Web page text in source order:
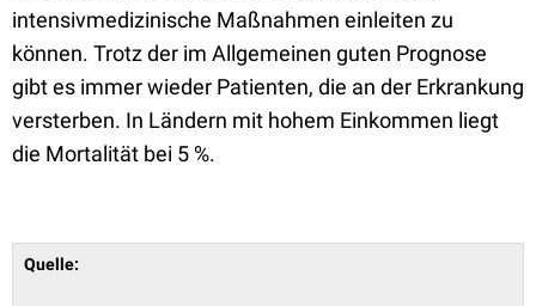
intensivmedizinische Maßnahmen einleiten zu
können. Trotz der im Allgemeinen guten Prognose
gibt es immer wieder Patienten, die an der Erkrankung
versterben. In Ländern mit hohem Einkommen liegt
die Mortalität bei 5 %.
Quelle: